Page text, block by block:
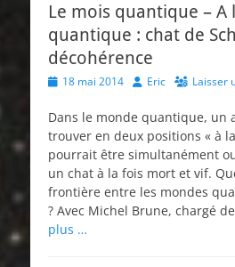
Le mois quantique – A
quantique : chat de
décohérence
Posted18 mai 2014 Author
Eric Laisser
Dans le monde quantique, un
trouver en deux positions « à
pourrait être simultanément
un chat à la fois mort et vif.
frontière entre les mondes
? Avec Michel Brune, chargé
plus …